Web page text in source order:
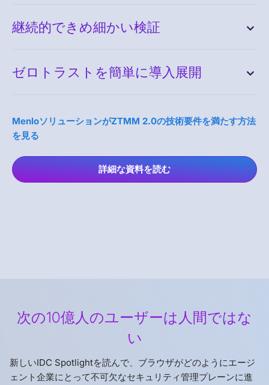
継続的できめ細かい検証
ゼロトラストを簡単に導入展開
MenloソリューションがZTMM 2.0の技術要件を満たす方法
を見る
詳細な資料を読む
次の10億人のユーザーは人間ではな
い
新しいIDC Spotlightを読んで、ブラウザがどのようにエージ
ェント企業にとって不可欠なセキュリティ管理プレーンに進